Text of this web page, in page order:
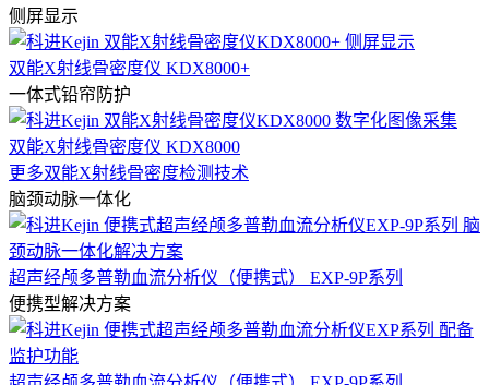
侧屏显示
双能X射线骨密度仪 KDX8000+
一体式铅帘防护
双能X射线骨密度仪 KDX8000
更多双能X射线骨密度检测技术
脑颈动脉一体化
超声经颅多普勒血流分析仪（便携式） EXP-9P系列
便携型解决方案